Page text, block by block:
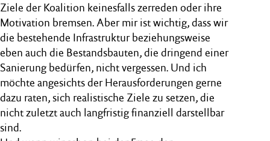
Ziele der Koalition keinesfalls zerreden oder ihre
Motivation bremsen. Aber mir ist wichtig, dass wir
die bestehende Infrastruktur beziehungsweise
eben auch die Bestandsbauten, die dringend einer
Sanierung bedürfen, nicht vergessen. Und ich
möchte angesichts der Herausforderungen gerne
dazu raten, sich realistische Ziele zu setzen, die
nicht zuletzt auch langfristig finanziell darstellbar
sind.